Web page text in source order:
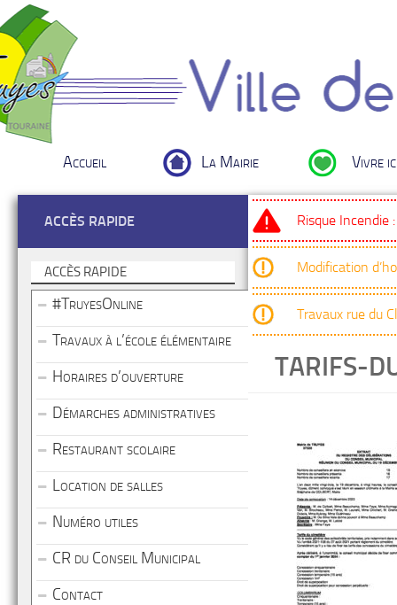
Accueil La Mairie Vivre
Risque Incendie
Modification
Travaux rue du
TARIFS-
ACCÈS RAPIDE
ACCÈS RAPIDE
#TruyesOnline
Travaux à l’école élémentaire
Horaires d’ouverture
Démarches administratives
Restaurant scolaire
Location de salles
Numéro utiles
CR du Conseil Municipal
Contact